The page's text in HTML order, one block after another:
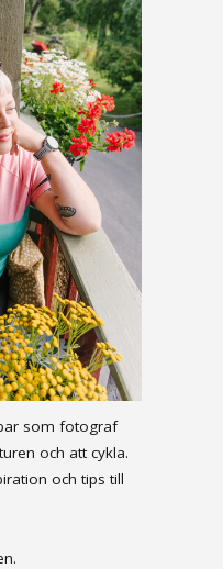
som fotograf
och att cykla.
och tips till